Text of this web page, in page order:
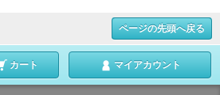
ページの先頭へ戻る
カート マイアカウント